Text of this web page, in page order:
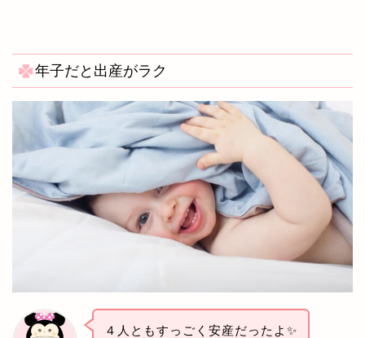
年子だと出産がラク
４人ともすっごく安産だったよ✨